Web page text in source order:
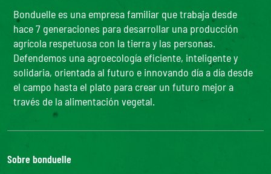
Bonduelle es una empresa familiar que trabaja desde
hace 7 generaciones para desarrollar una producción
agrícola respetuosa con la tierra y las personas.
Defendemos una agroecología eficiente, inteligente y
solidaria, orientada al futuro e innovando día a día desde
el campo hasta el plato para crear un futuro mejor a
través de la alimentación vegetal.
Sobre bonduelle